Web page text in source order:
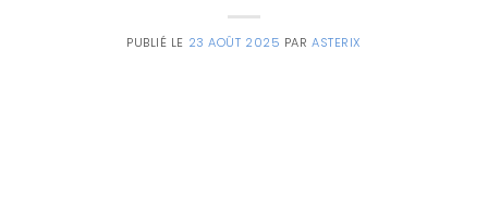
PUBLIÉ LE 23 AOÛT 2025 PARASTERIX